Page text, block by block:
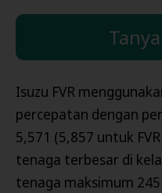
Isuzu FVR
percepatan dengan
5,571 (5,857 untuk
tenaga terbesar di
tenaga maksimum